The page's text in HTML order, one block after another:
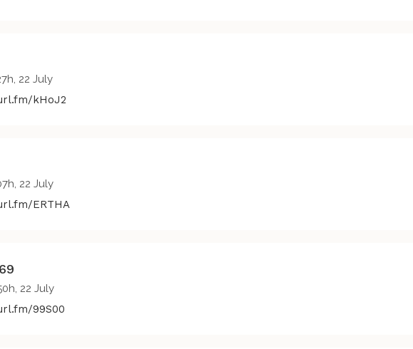
22 July
kHoJ2
22 July
ERTHA
22 July
99S00